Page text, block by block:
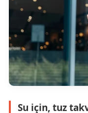
Su için, tuz